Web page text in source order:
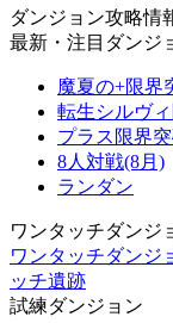
ダンジョン攻略情
最新・注目ダンジ
魔夏の+限界
転生シルヴ
プラス限界
8人対戦(8月)
ランダン
ワンタッチダンジ
ワンタッチダンジ
ッチ遺跡
試練ダンジョン